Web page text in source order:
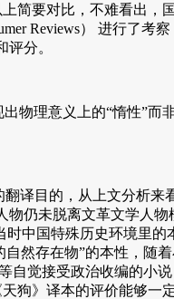
简要对比，不难看出，
Reviews） 进行了考
分。
物理意义上的“惰性”而
译目的，从上文分析来
仍未脱离文革文学人
中国特殊历史环境里的
然存在物”的本性，随
觉接受政治收编的小说
狗》译本的评价能够一